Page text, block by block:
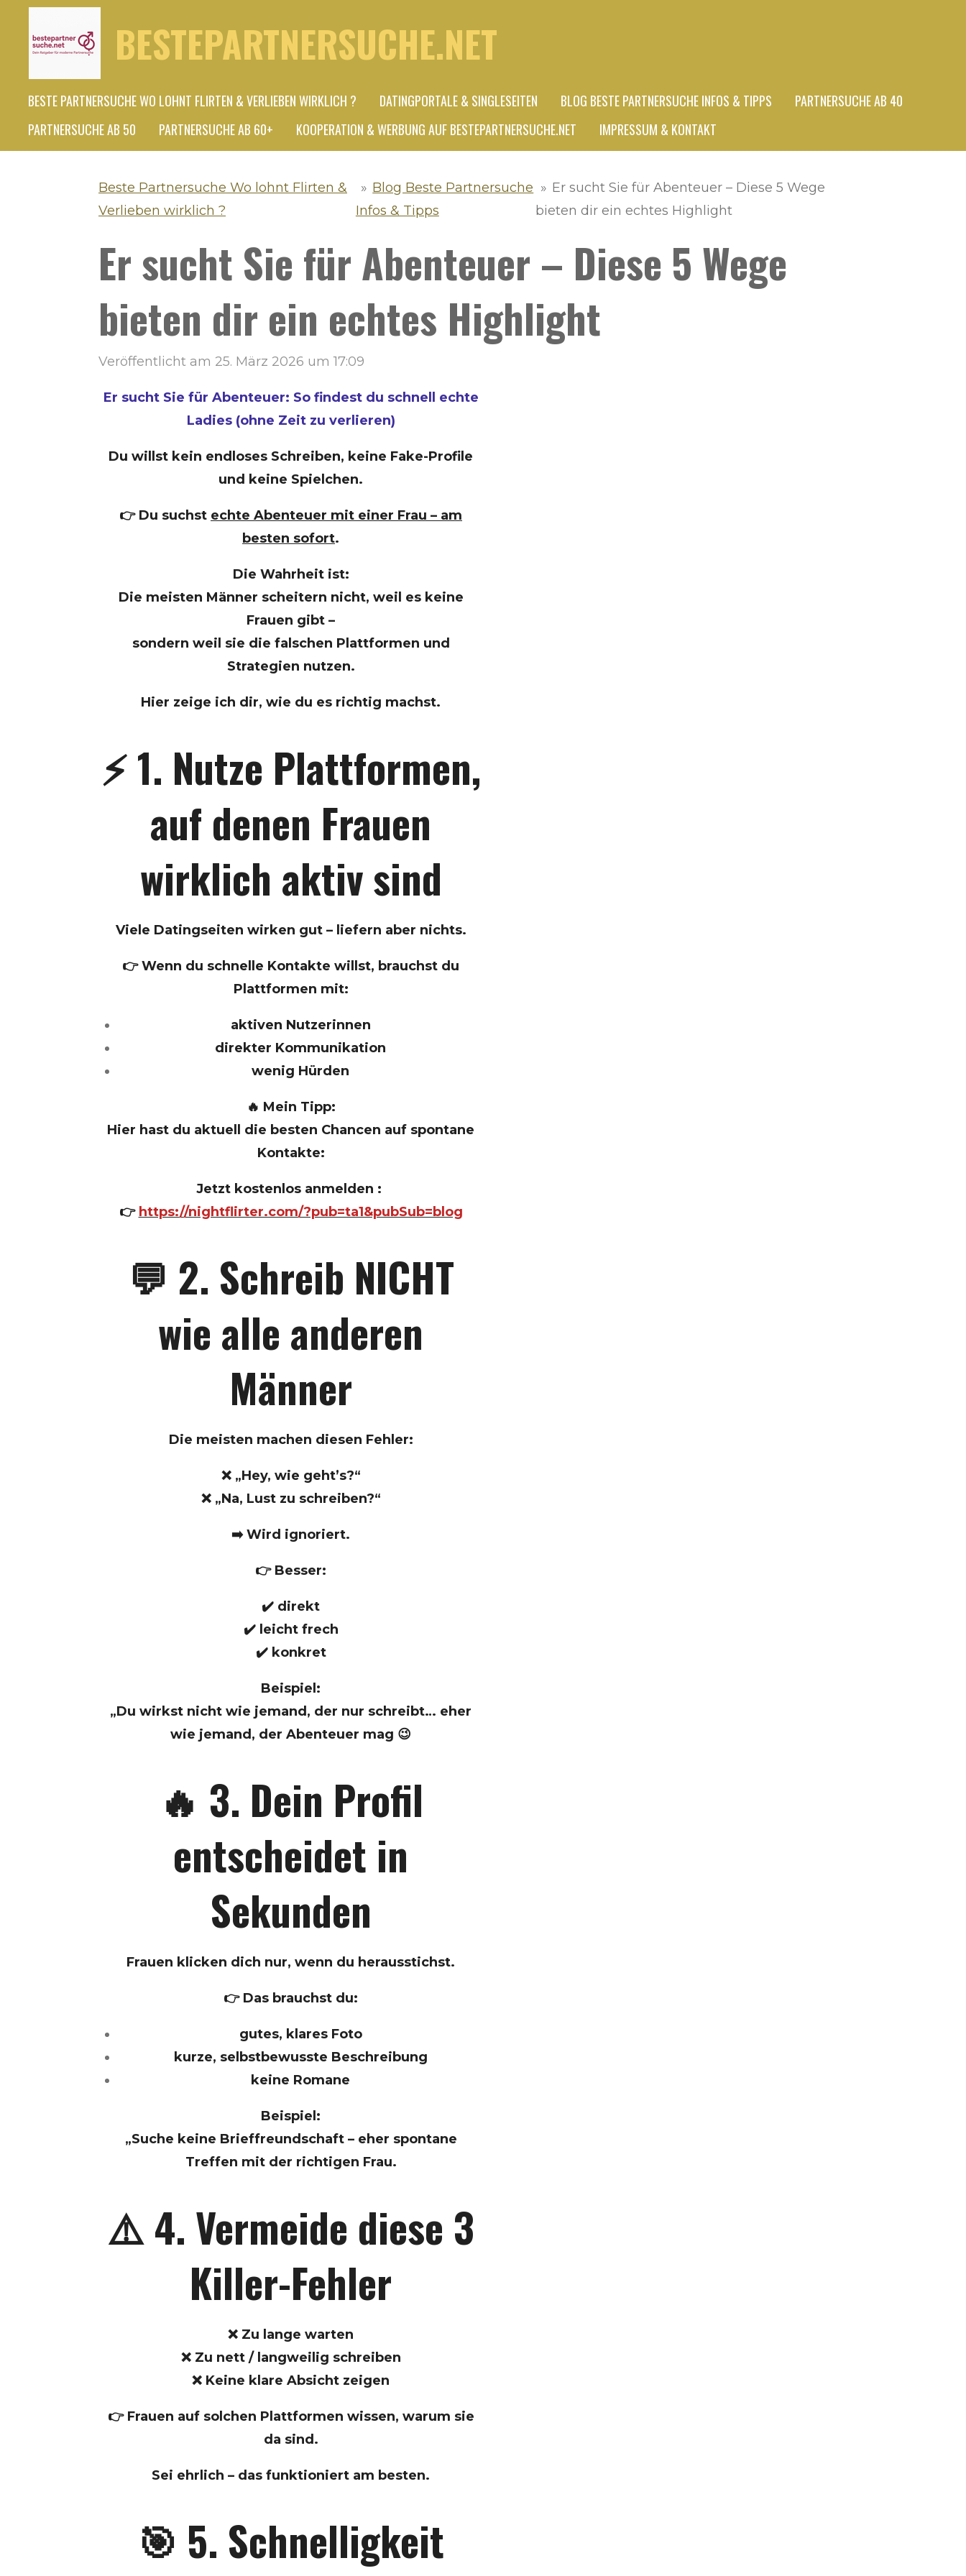
Hauptinhalt
BESTEPARTNERSUCHE.NET
BESTE PARTNERSUCHE WO LOHNT FLIRTEN & VERLIEBEN WIRKLICH ? DATINGPORTALE & SINGLESEITEN BLOG BESTE PARTNERSUCHE INFOS & TIPPS
PARTNERSUCHE AB 40
PARTNERSUCHE AB 50
PARTNERSUCHE AB 60+ KOOPERATION & WERBUNG AUF BESTEPARTNERSUCHE.NET IMPRESSUM & KONTAKT
Beste Partnersuche Wo lohnt Flirten &
Verlieben wirklich ?
» Blog Beste Partnersuche
Infos & Tipps
» Er sucht Sie für Abenteuer – Diese 5 Wege
bieten dir ein echtes Highlight
Er sucht Sie für Abenteuer – Diese 5 Wege
bieten dir ein echtes Highlight
Veröffentlicht am 25. März 2026 um 17:09
Er sucht Sie für Abenteuer: So findest du schnell echte
Ladies (ohne Zeit zu verlieren)
Du willst kein endloses Schreiben, keine Fake-Profile
und keine Spielchen.
👉 Du suchst echte Abenteuer mit einer Frau – am
besten sofort.
Die Wahrheit ist:
Die meisten Männer scheitern nicht, weil es keine
Frauen gibt –
sondern weil sie die falschen Plattformen und
Strategien nutzen.
Hier zeige ich dir, wie du es richtig machst.
⚡ 1. Nutze Plattformen,
auf denen Frauen
wirklich aktiv sind
Viele Datingseiten wirken gut – liefern aber nichts.
👉 Wenn du schnelle Kontakte willst, brauchst du
Plattformen mit:
aktiven Nutzerinnen
direkter Kommunikation
wenig Hürden
🔥 Mein Tipp:
Hier hast du aktuell die besten Chancen auf spontane
Kontakte:
Jetzt kostenlos anmelden :
👉 https://nightflirter.com/?pub=ta1&pubSub=blog
💬 2. Schreib NICHT
wie alle anderen
Männer
Die meisten machen diesen Fehler:
❌ „Hey, wie geht’s?“
❌ „Na, Lust zu schreiben?“
➡️ Wird ignoriert.
👉 Besser:
✔️ direkt
✔️ leicht frech
✔️ konkret
Beispiel:
„Du wirkst nicht wie jemand, der nur schreibt… eher
wie jemand, der Abenteuer mag 😉
🔥 3. Dein Profil
entscheidet in
Sekunden
Frauen klicken dich nur, wenn du herausstichst.
👉 Das brauchst du:
gutes, klares Foto
kurze, selbstbewusste Beschreibung
keine Romane
Beispiel:
„Suche keine Brieffreundschaft – eher spontane
Treffen mit der richtigen Frau.
⚠️ 4. Vermeide diese 3
Killer-Fehler
❌ Zu lange warten
❌ Zu nett / langweilig schreiben
❌ Keine klare Absicht zeigen
👉 Frauen auf solchen Plattformen wissen, warum sie
da sind.
Sei ehrlich – das funktioniert am besten.
🎯 5. Schnelligkeit